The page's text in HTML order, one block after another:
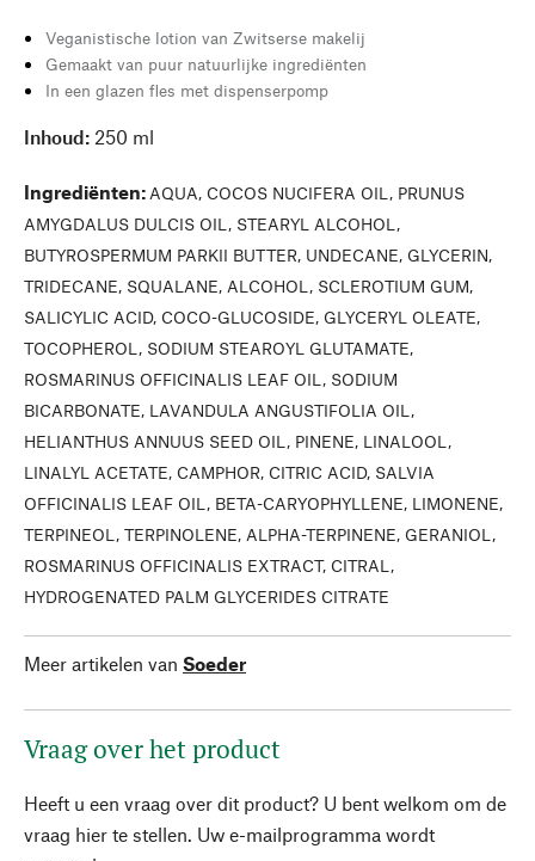
Veganistische lotion van Zwitserse makelij
Gemaakt van puur natuurlijke ingrediënten
In een glazen fles met dispenserpomp
Inhoud: 250 ml
Ingrediënten: AQUA, COCOS NUCIFERA OIL, PRUNUS
AMYGDALUS DULCIS OIL, STEARYL ALCOHOL,
BUTYROSPERMUM PARKII BUTTER, UNDECANE, GLYCERIN,
TRIDECANE, SQUALANE, ALCOHOL, SCLEROTIUM GUM,
SALICYLIC ACID, COCO-GLUCOSIDE, GLYCERYL OLEATE,
TOCOPHEROL, SODIUM STEAROYL GLUTAMATE,
ROSMARINUS OFFICINALIS LEAF OIL, SODIUM
BICARBONATE, LAVANDULA ANGUSTIFOLIA OIL,
HELIANTHUS ANNUUS SEED OIL, PINENE, LINALOOL,
LINALYL ACETATE, CAMPHOR, CITRIC ACID, SALVIA
OFFICINALIS LEAF OIL, BETA-CARYOPHYLLENE, LIMONENE,
TERPINEOL, TERPINOLENE, ALPHA-TERPINENE, GERANIOL,
ROSMARINUS OFFICINALIS EXTRACT, CITRAL,
HYDROGENATED PALM GLYCERIDES CITRATE
Meer artikelen van Soeder
Vraag over het product
Heeft u een vraag over dit product? U bent welkom om de
vraag hier te stellen. Uw e-mailprogramma wordt